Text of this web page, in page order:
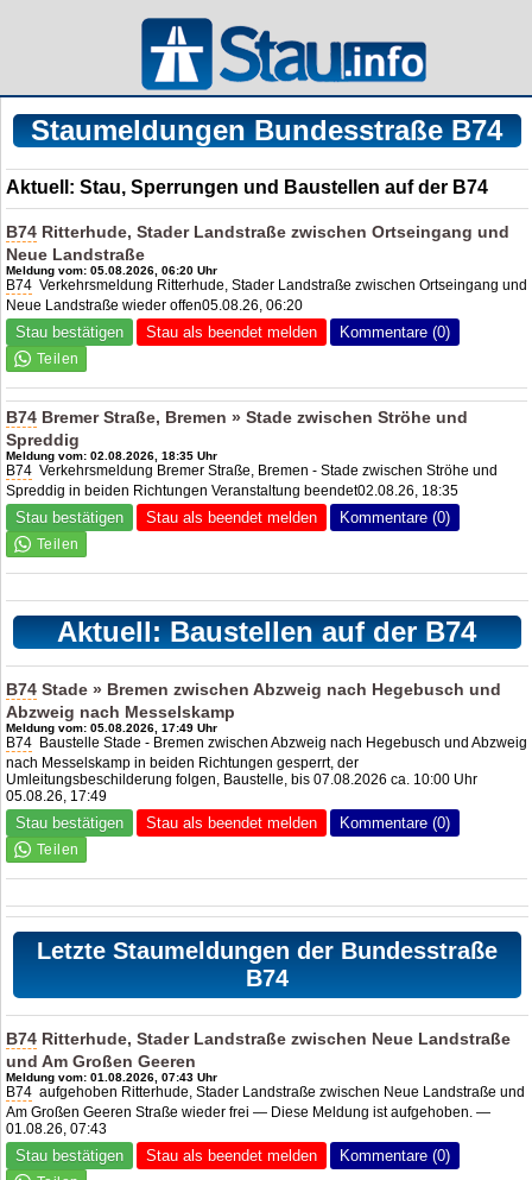
Staumeldungen Bundesstraße B74
Aktuell: Stau, Sperrungen und Baustellen auf der B74
B74 Ritterhude, Stader Landstraße zwischen Ortseingang und
Neue Landstraße
Meldung vom: 05.08.2026, 06:20 Uhr
B74 Verkehrsmeldung Ritterhude, Stader Landstraße zwischen Ortseingang und
Neue Landstraße wieder offen05.08.26, 06:20
Stau bestätigen Stau als beendet melden Kommentare (0)
B74 Bremer Straße, Bremen » Stade zwischen Ströhe und
Spreddig
Meldung vom: 02.08.2026, 18:35 Uhr
B74 Verkehrsmeldung Bremer Straße, Bremen - Stade zwischen Ströhe und
Spreddig in beiden Richtungen Veranstaltung beendet02.08.26, 18:35
Stau bestätigen Stau als beendet melden Kommentare (0)
Aktuell: Baustellen auf der B74
B74 Stade » Bremen zwischen Abzweig nach Hegebusch und
Abzweig nach Messelskamp
Meldung vom: 05.08.2026, 17:49 Uhr
B74 Baustelle Stade - Bremen zwischen Abzweig nach Hegebusch und Abzweig
nach Messelskamp in beiden Richtungen gesperrt, der
Umleitungsbeschilderung folgen, Baustelle, bis 07.08.2026 ca. 10:00 Uhr
05.08.26, 17:49
Stau bestätigen Stau als beendet melden Kommentare (0)
Letzte Staumeldungen der Bundesstraße
B74
B74 Ritterhude, Stader Landstraße zwischen Neue Landstraße
und Am Großen Geeren
Meldung vom: 01.08.2026, 07:43 Uhr
B74 aufgehoben Ritterhude, Stader Landstraße zwischen Neue Landstraße und
Am Großen Geeren Straße wieder frei — Diese Meldung ist aufgehoben. —
01.08.26, 07:43
Stau bestätigen Stau als beendet melden Kommentare (0)